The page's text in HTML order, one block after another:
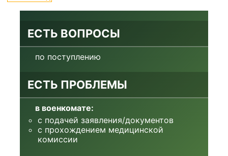
ЕСТЬ ВОПРОСЫ
по поступлению
ЕСТЬ ПРОБЛЕМЫ
в военкомате:
с подачей заявления/документов
с прохождением медицинской
комиссии